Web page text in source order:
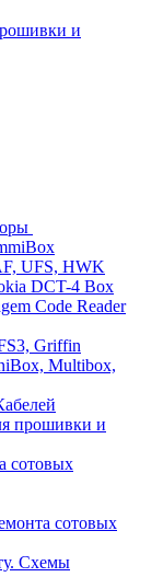
и
UFS, HWK
DCT-4 Box
Code Reader
Griffin
Multibox,
прошивки и
сотовых
Схемы